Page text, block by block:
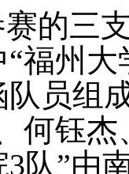
的三
福州
员组
何钰
队”由